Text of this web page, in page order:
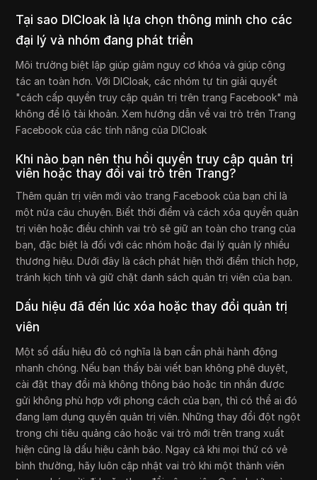
Tại sao DICloak là lựa chọn thông minh cho các
đại lý và nhóm đang phát triển
Môi trường biệt lập giúp giảm nguy cơ khóa và giúp cộng
tác an toàn hơn. Với DICloak, các nhóm tự tin giải quyết
"cách cấp quyền truy cập quản trị trên trang Facebook" mà
không để lộ tài khoản. Xem hướng dẫn về vai trò trên Trang
Facebook của các tính năng của DICloak
Khi nào bạn nên thu hồi quyền truy cập quản trị
viên hoặc thay đổi vai trò trên Trang?
Thêm quản trị viên mới vào trang Facebook của bạn chỉ là
một nửa câu chuyện. Biết thời điểm và cách xóa quyền quản
trị viên hoặc điều chỉnh vai trò sẽ giữ an toàn cho trang của
bạn, đặc biệt là đối với các nhóm hoặc đại lý quản lý nhiều
thương hiệu. Dưới đây là cách phát hiện thời điểm thích hợp,
tránh kịch tính và giữ chặt danh sách quản trị viên của bạn.
Dấu hiệu đã đến lúc xóa hoặc thay đổi quản trị
viên
Một số dấu hiệu đỏ có nghĩa là bạn cần phải hành động
nhanh chóng. Nếu bạn thấy bài viết bạn không phê duyệt,
cài đặt thay đổi mà không thông báo hoặc tin nhắn được
gửi không phù hợp với phong cách của bạn, thì có thể ai đó
đang lạm dụng quyền quản trị viên. Những thay đổi đột ngột
trong chi tiêu quảng cáo hoặc vai trò mới trên trang xuất
hiện cũng là dấu hiệu cảnh báo. Ngay cả khi mọi thứ có vẻ
bình thường, hãy luôn cập nhật vai trò khi một thành viên